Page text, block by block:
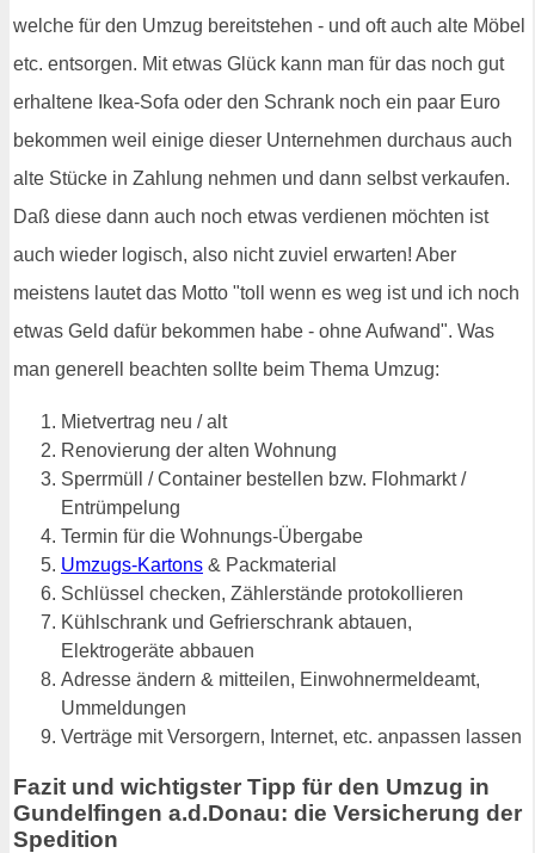
welche für den Umzug bereitstehen - und oft auch alte Möbel
etc. entsorgen. Mit etwas Glück kann man für das noch gut
erhaltene Ikea-Sofa oder den Schrank noch ein paar Euro
bekommen weil einige dieser Unternehmen durchaus auch
alte Stücke in Zahlung nehmen und dann selbst verkaufen.
Daß diese dann auch noch etwas verdienen möchten ist
auch wieder logisch, also nicht zuviel erwarten! Aber
meistens lautet das Motto "toll wenn es weg ist und ich noch
etwas Geld dafür bekommen habe - ohne Aufwand". Was
man generell beachten sollte beim Thema Umzug:
Mietvertrag neu / alt
Renovierung der alten Wohnung
Sperrmüll / Container bestellen bzw. Flohmarkt /
Entrümpelung
Termin für die Wohnungs-Übergabe
Umzugs-Kartons & Packmaterial
Schlüssel checken, Zählerstände protokollieren
Kühlschrank und Gefrierschrank abtauen,
Elektrogeräte abbauen
Adresse ändern & mitteilen, Einwohnermeldeamt,
Ummeldungen
Verträge mit Versorgern, Internet, etc. anpassen lassen
Fazit und wichtigster Tipp für den Umzug in
Gundelfingen a.d.Donau: die Versicherung der
Spedition